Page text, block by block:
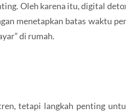
Oleh karena itu, digital
menetapkan batas waktu
di rumah.
tetapi langkah penting